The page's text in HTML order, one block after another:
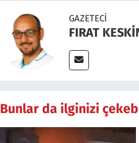
GAZETECI
FIRAT
Bunlar da ilginizi